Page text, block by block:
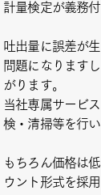
計量検定が義務
吐出量に誤差が
問題になります
がります。
当社専属サービ
検・清掃等を行
もちろん価格は
ウント形式を採